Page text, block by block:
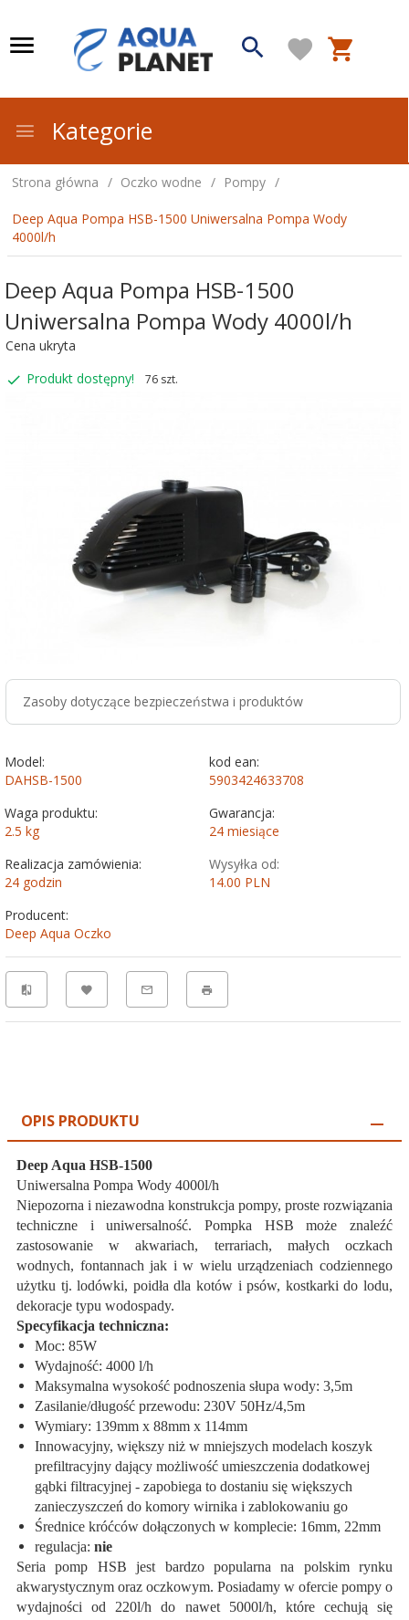
Kategorie
Strona główna Oczko wodne Pompy
Deep Aqua Pompa HSB-1500 Uniwersalna Pompa Wody
4000l/h
Deep Aqua Pompa HSB-1500
Uniwersalna Pompa Wody 4000l/h
Cena ukryta
Produkt dostępny!
76 szt.
Zasoby dotyczące bezpieczeństwa i produktów
Model:
DAHSB-1500
kod ean:
5903424633708
Waga produktu:
2.5 kg
Gwarancja:
24 miesiące
Realizacja zamówienia:
24 godzin
Wysyłka od:
14.00 PLN
Producent:
Deep Aqua Oczko
OPIS PRODUKTU
Deep Aqua HSB-1500
Uniwersalna Pompa Wody 4000l/h
Niepozorna i niezawodna konstrukcja pompy, proste rozwiązania
techniczne i uniwersalność. Pompka HSB może znaleźć
zastosowanie w akwariach, terrariach, małych oczkach
wodnych, fontannach jak i w wielu urządzeniach codziennego
użytku tj. lodówki, poidła dla kotów i psów, kostkarki do lodu,
dekoracje typu wodospady.
Specyfikacja techniczna:
Moc: 85W
Wydajność: 4000 l/h
Maksymalna wysokość podnoszenia słupa wody: 3,5m
Zasilanie/długość przewodu: 230V 50Hz/4,5m
Wymiary: 139mm x 88mm x 114mm
Innowacyjny, większy niż w mniejszych modelach koszyk
prefiltracyjny dający możliwość umieszczenia dodatkowej
gąbki filtracyjnej - zapobiega to dostaniu się większych
zanieczyszczeń do komory wirnika i zablokowaniu go
Średnice króćców dołączonych w komplecie: 16mm, 22mm
regulacja: nie
Seria pomp HSB jest bardzo popularna na polskim rynku
akwarystycznym oraz oczkowym. Posiadamy w ofercie pompy o
wydajności od 220l/h do nawet 5000l/h, które cechują się